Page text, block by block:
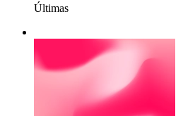
Últimas